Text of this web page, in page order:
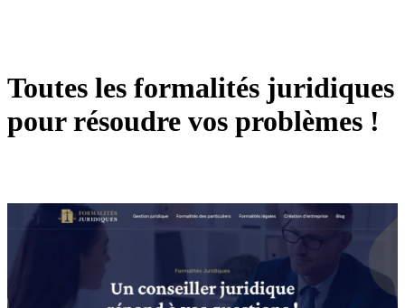
Toutes les formalités juridiques
pour résoudre vos problèmes !